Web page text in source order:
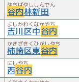
やちばやししんでん
谷内林新田
よしかわくなかやち
吉川区中谷内
かきざきくひがしやち
柿崎区東谷内
にしやち
西谷内